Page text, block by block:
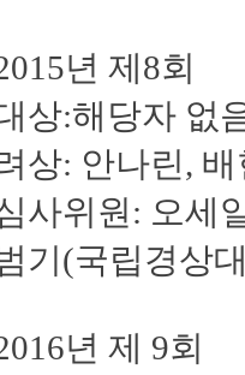
년 제8회
상:해당자 없
상: 안나린,
사위원: 오세
기(국립경상
년 제 9회